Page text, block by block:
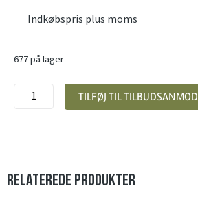
Indkøbspris plus moms
677 på lager
TILFØJ TIL
Relaterede produkter